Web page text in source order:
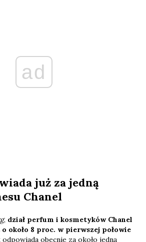
ad
już za jedną
Chanel
, dział perfum i kosmetyków Chanel
o około 8 proc. w pierwszej połowie
odpowiada obecnie za około jedną